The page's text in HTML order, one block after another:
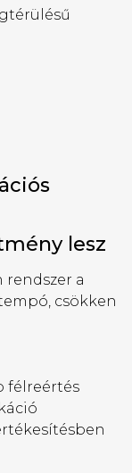
lesz
a
csökken
félreértés